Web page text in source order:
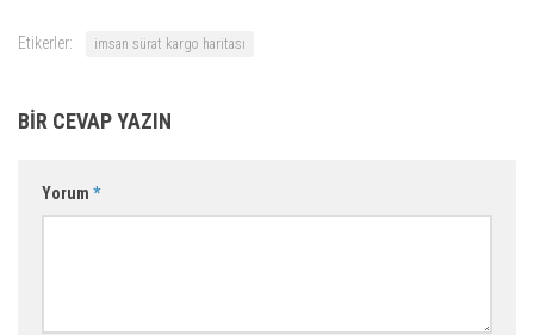
Etikerler: imsan sürat kargo haritası
BIR CEVAP YAZIN
Yorum *